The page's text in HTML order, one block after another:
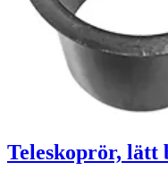
Teleskoprör, lätt